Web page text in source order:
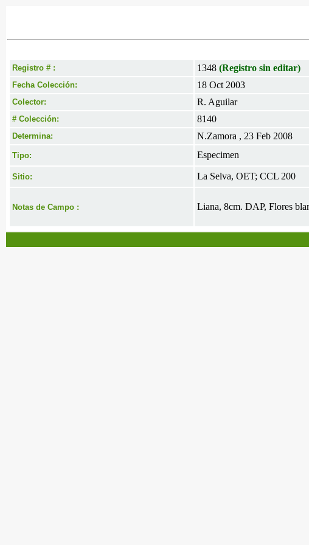
Registro # : 1348 (Registro sin editar)
Fecha Colección: 18 Oct 2003
Colector: R. Aguilar
# Colección: 8140
Determina: N.Zamora , 23 Feb 2008
Tipo: Especimen
Sitio: La Selva, OET; CCL 200
Notas de Campo : Liana, 8cm. DAP, Flores